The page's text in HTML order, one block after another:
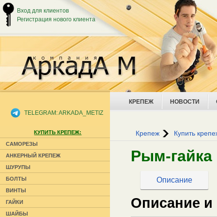
КРЕПЕЖ НОВОСТИ
Крепеж Купить
Рым-гайка
Описание
Описание
TELEGRAM: ARKADA_METIZ
КУПИТЬ КРЕПЕЖ:
САМОРЕЗЫ
АНКЕРНЫЙ КРЕПЕЖ
ШУРУПЫ
БОЛТЫ
ВИНТЫ
ГАЙКИ
ШАЙБЫ
Вход для клиентов
Регистрация нового клиента